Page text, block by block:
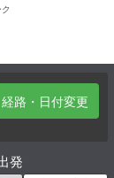
経路・日付変更
発